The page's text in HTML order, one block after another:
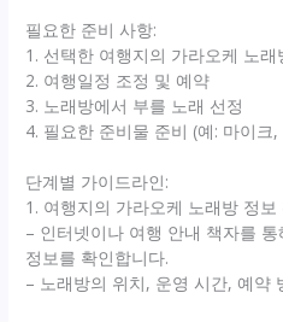
필요한 준비 사항:
1. 선택한 여행지의 가라오케 노래
2. 여행일정 조정 및 예약
3. 노래방에서 부를 노래 선정
4. 필요한 준비물 준비 (예: 마이크
단계별 가이드라인:
1. 여행지의 가라오케 노래방 정보
– 인터넷이나 여행 안내 책자를
정보를 확인합니다.
– 노래방의 위치, 운영 시간, 예약